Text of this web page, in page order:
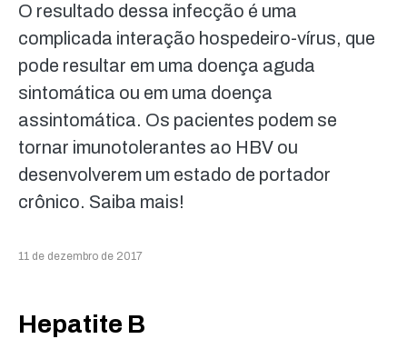
O resultado dessa infecção é uma
complicada interação hospedeiro-vírus, que
pode resultar em uma doença aguda
sintomática ou em uma doença
assintomática. Os pacientes podem se
tornar imunotolerantes ao HBV ou
desenvolverem um estado de portador
crônico. Saiba mais!
11 de dezembro de 2017
Hepatite B